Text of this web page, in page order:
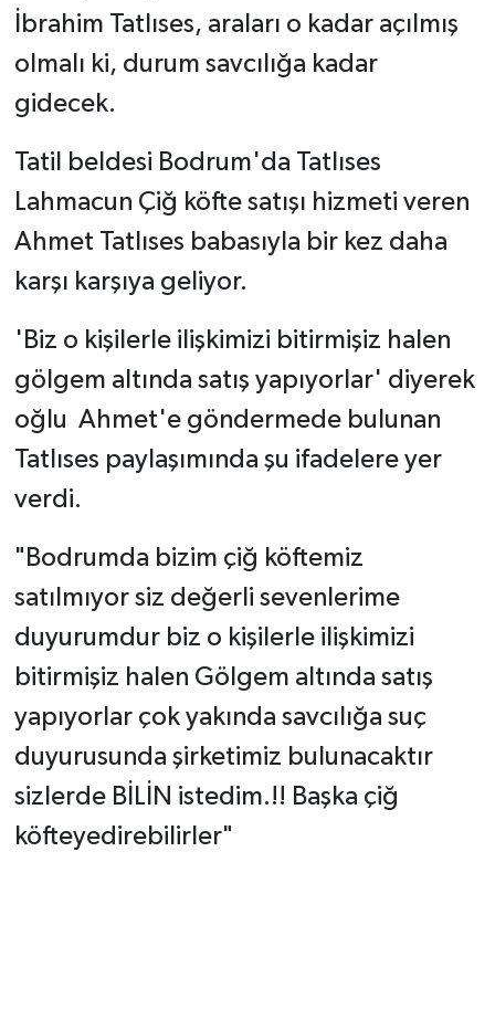
İbrahim Tatlıses, araları o kadar açılmış
olmalı ki, durum savcılığa kadar
gidecek.
Tatil beldesi Bodrum'da Tatlıses
Lahmacun Çiğ köfte satışı hizmeti veren
Ahmet Tatlıses babasıyla bir kez daha
karşı karşıya geliyor.
'Biz o kişilerle ilişkimizi bitirmişiz halen
gölgem altında satış yapıyorlar' diyerek
oğlu Ahmet'e göndermede bulunan
Tatlıses paylaşımında şu ifadelere yer
verdi.
"Bodrumda bizim çiğ köftemiz
satılmıyor siz değerli sevenlerime
duyurumdur biz o kişilerle ilişkimizi
bitirmişiz halen Gölgem altında satış
yapıyorlar çok yakında savcılığa suç
duyurusunda şirketimiz bulunacaktır
sizlerde BİLİN istedim.!! Başka çiğ
köfteyedirebilirler"